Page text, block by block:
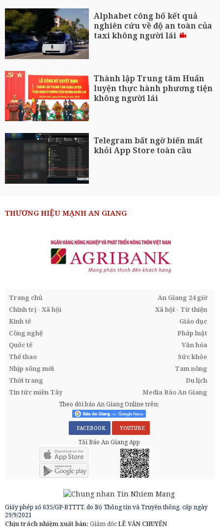
Alphabet công bố kết quả
nghiên cứu về độ an toàn của
taxi không người lái
Thành lập Trung tâm Huấn
luyện thực hành phương tiện
không người lái
Telegram bất ngờ biến mất
khỏi App Store toàn cầu
THƯƠNG HIỆU MẠNH AN GIANG
Trang chủ
An Giang 24 giờ
Chính trị - Xã hội
Xã hội - Từ thiện
Kinh tế
Giáo dục
Công nghệ
Pháp luật
Quốc tế
Văn hóa
Thể thao
Sức khỏe
Nhịp sống mới
Tam nông
Thời trang
Du lịch
Tin tức miền Tây
Media Báo An Giang
Theo dõi báo An Giang Online trên:
FACEBOOK YOUTUBE
Tải Báo An Giang App
Giấy phép số 635/GP-BTTTT, do Bộ Thông tin và Truyền thông, cấp ngày
29/9/2021
Chịu trách nhiệm xuất bản: Giám đốcLÊ VĂN CHUYỂN